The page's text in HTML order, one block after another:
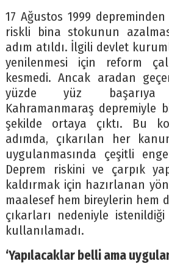
17 Ağustos 1999
riskli bina stokunun
adım atıldı. İlgili devlet
yenilenmesi için reform
kesmedi. Ancak aradan
yüzde yüz başarıya
Kahramanmaraş depremiyle
şekilde ortaya çıktı. Bu
adımda, çıkarılan her
uygulanmasında çeşitli
Deprem riskini ve çarpık
kaldırmak için hazırlanan
maalesef hem bireylerin hem
çıkarları nedeniyle
kullanılamadı.
‘Yapılacaklar belli ama